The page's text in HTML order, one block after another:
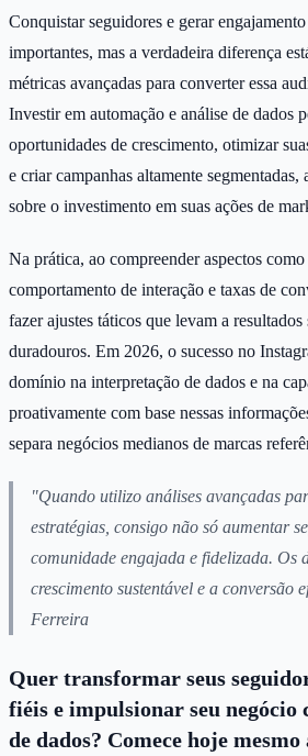
Conquistar seguidores e gerar
importantes, mas a verdadeira diferença
métricas avançadas para converter essa
Investir em automação e análise de dados
oportunidades de crescimento, otimizar
e criar campanhas altamente
sobre o investimento em suas ações de
Na prática, ao compreender aspectos
comportamento de interação e taxas de
fazer ajustes táticos que levam a resultados
duradouros. Em 2026, o sucesso no
domínio na interpretação de dados e na
proativamente com base nessas
separa negócios medianos de marcas
"Quando utilizo análises avançadas
estratégias, consigo não só aumentar
comunidade engajada e fidelizada. Os
crescimento sustentável e a
Ferreira
Quer transformar seus
fiéis e impulsionar seu negócio
de dados? Comece hoje